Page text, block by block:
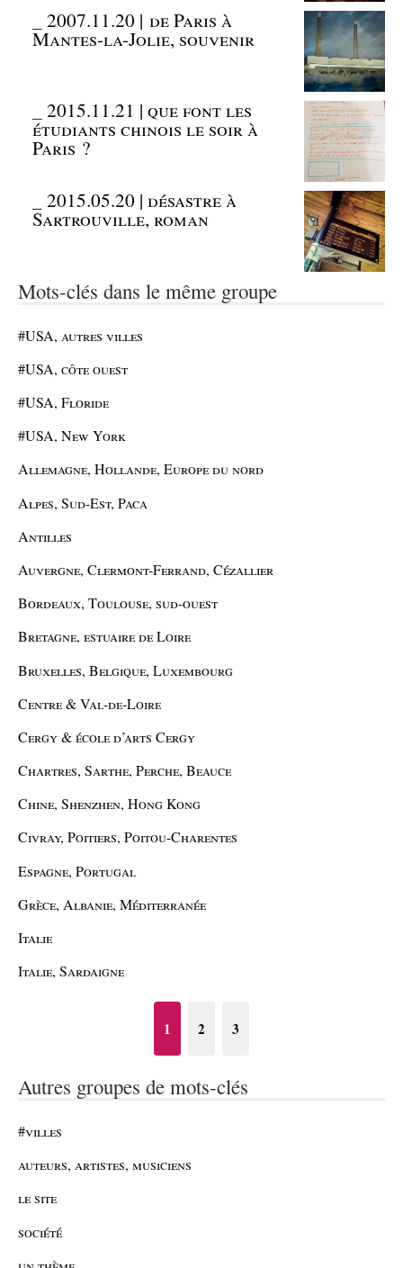
_2007.11.20 | de Paris à
Mantes-la-Jolie, souvenir
_2015.11.21 | que font les
étudiants chinois le soir à
Paris ?
_2015.05.20 | désastre à
Sartrouville, roman
Mots-clés dans le même groupe
#USA, autres villes
#USA, côte ouest
#USA, Floride
#USA, New York
Allemagne, Hollande, Europe du nord
Alpes, Sud-Est, Paca
Antilles
Auvergne, Clermont-Ferrand, Cézallier
Bordeaux, Toulouse, sud-ouest
Bretagne, estuaire de Loire
Bruxelles, Belgique, Luxembourg
Centre & Val-de-Loire
Cergy & école d’arts Cergy
Chartres, Sarthe, Perche, Beauce
Chine, Shenzhen, Hong Kong
Civray, Poitiers, Poitou-Charentes
Espagne, Portugal
Grèce, Albanie, Méditerranée
Italie
Italie, Sardaigne
1 2 3
Autres groupes de mots-clés
#villes
auteurs, artistes, musiciens
le site
société